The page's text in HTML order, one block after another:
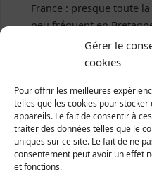
Gérer le
cookies
Pour offrir les meilleures
telles que les cookies pour
appareils. Le fait de consentir à
traiter des données telles que le
uniques sur ce site. Le fait de ne
consentement peut avoir un effet
et fonctions.
France : presque toute
peu fréquent en
Manche : espèce
dunaires du littoral